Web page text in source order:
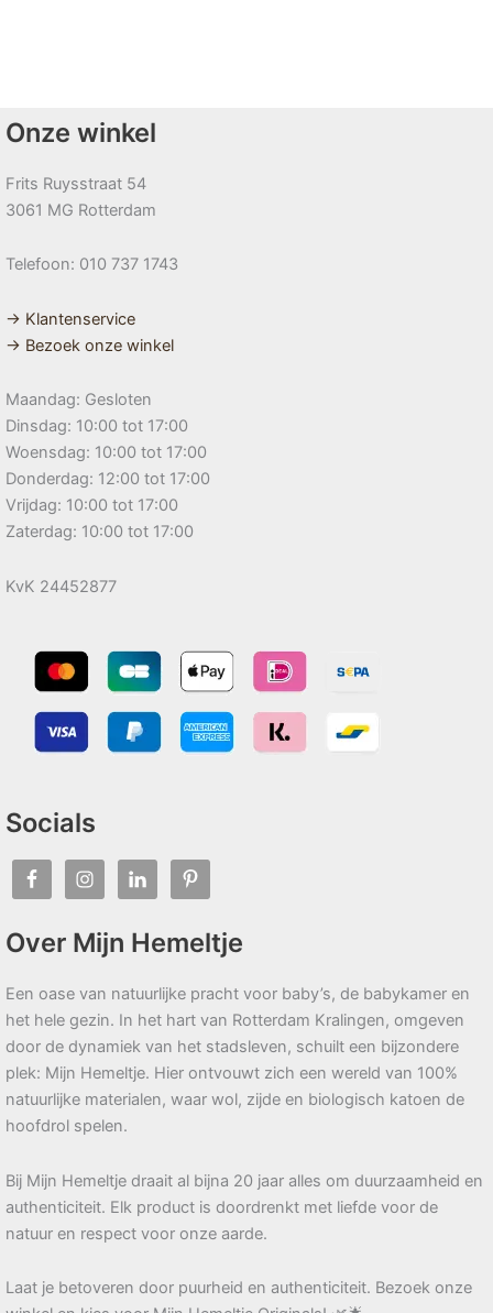
Onze winkel
Frits Ruysstraat 54
3061 MG Rotterdam
Telefoon: 010 737 1743
→ Klantenservice
→ Bezoek onze winkel
Maandag: Gesloten
Dinsdag: 10:00 tot 17:00
Woensdag: 10:00 tot 17:00
Donderdag: 12:00 tot 17:00
Vrijdag: 10:00 tot 17:00
Zaterdag: 10:00 tot 17:00
KvK 24452877
Socials
Over Mijn Hemeltje
Een oase van natuurlijke pracht voor baby’s, de babykamer en
het hele gezin. In het hart van Rotterdam Kralingen, omgeven
door de dynamiek van het stadsleven, schuilt een bijzondere
plek: Mijn Hemeltje. Hier ontvouwt zich een wereld van 100%
natuurlijke materialen, waar wol, zijde en biologisch katoen de
hoofdrol spelen.
Bij Mijn Hemeltje draait al bijna 20 jaar alles om duurzaamheid en
authenticiteit. Elk product is doordrenkt met liefde voor de
natuur en respect voor onze aarde.
Laat je betoveren door puurheid en authenticiteit. Bezoek onze